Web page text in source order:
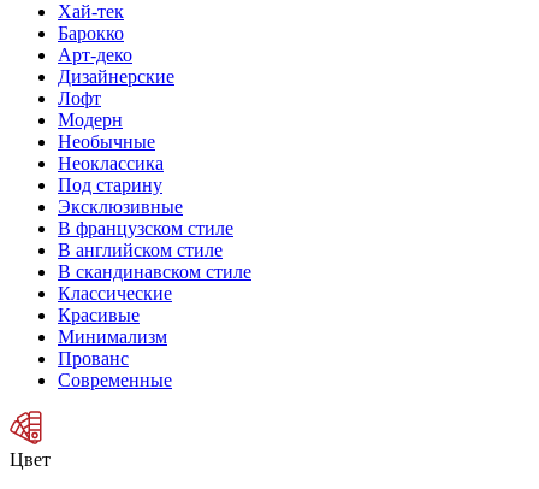
Хай-тек
Барокко
Арт-деко
Дизайнерские
Лофт
Модерн
Необычные
Неоклассика
Под старину
Эксклюзивные
В французском стиле
В английском стиле
В скандинавском стиле
Классические
Красивые
Минимализм
Прованс
Современные
Цвет